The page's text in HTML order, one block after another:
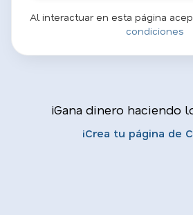
Al interactuar en esta página
condiciones
¡Gana dinero haciendo
¡Crea tu página de